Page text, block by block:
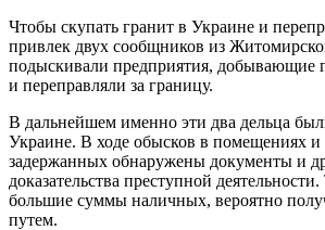
Чтобы скупать гранит в Украине и
привлек двух сообщников из
подыскивали предприятия, добывающие
и переправляли за границу.
В дальнейшем именно эти два дельца
Украине. В ходе обысков в помещениях и
задержанных обнаружены документы и
доказательства преступной
большие суммы наличных, вероятно
путем.